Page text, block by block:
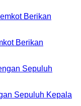
Berikan
Sepuluh Kepala